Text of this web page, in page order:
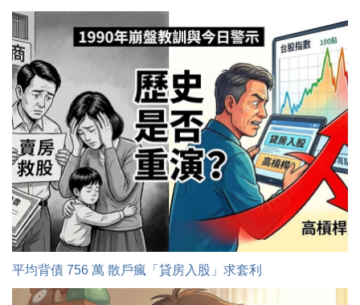
平均背債 756 萬 散戶瘋「貸房入股」求套利